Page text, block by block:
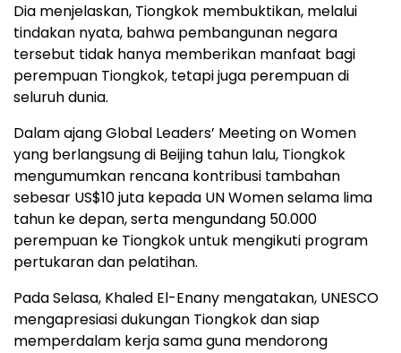
Dia menjelaskan, Tiongkok membuktikan, melalui
tindakan nyata, bahwa pembangunan negara
tersebut tidak hanya memberikan manfaat bagi
perempuan Tiongkok, tetapi juga perempuan di
seluruh dunia.
Dalam ajang Global Leaders’ Meeting on Women
yang berlangsung di Beijing tahun lalu, Tiongkok
mengumumkan rencana kontribusi tambahan
sebesar US$10 juta kepada UN Women selama lima
tahun ke depan, serta mengundang 50.000
perempuan ke Tiongkok untuk mengikuti program
pertukaran dan pelatihan.
Pada Selasa, Khaled El-Enany mengatakan, UNESCO
mengapresiasi dukungan Tiongkok dan siap
memperdalam kerja sama guna mendorong